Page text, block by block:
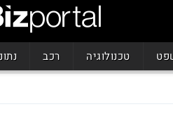
טכנולוגיה רכב